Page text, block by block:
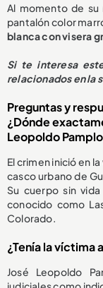
Al momento de su
pantalón color
blanca con visera
Si te interesa
relacionados en la
Preguntas y
¿Dónde
Leopoldo
El crimen inició en
casco urbano de
Su cuerpo sin
conocido como
Colorado.
¿Tenía la
José Leopoldo